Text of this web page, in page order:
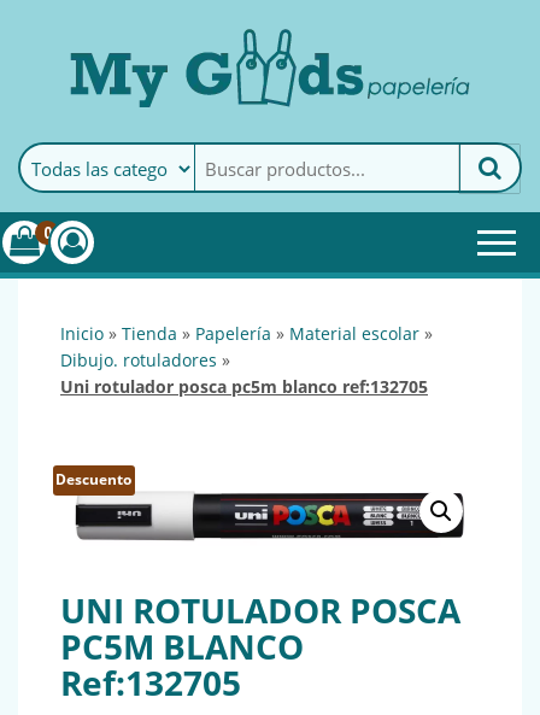
MyGoods · PapeleríaMy Goods es tu papelería
online de confianza. Podrás
encontrar todo lo necesario
0
inicio » tienda » papelería » material escolar »
dibujo. rotuladores »
uni rotulador posca pc5m blanco ref:132705
Descuento
UNI ROTULADOR POSCA
PC5M BLANCO
Ref:132705